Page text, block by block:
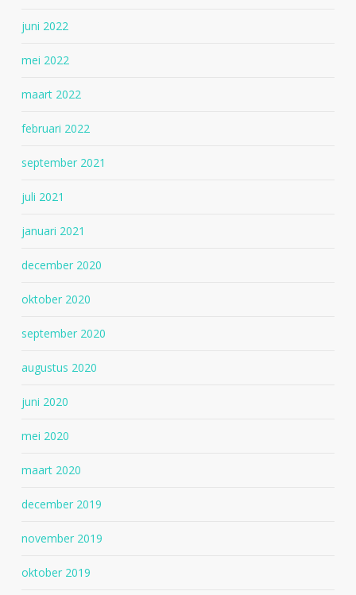
juni 2022
mei 2022
maart 2022
februari 2022
september 2021
juli 2021
januari 2021
december 2020
oktober 2020
september 2020
augustus 2020
juni 2020
mei 2020
maart 2020
december 2019
november 2019
oktober 2019